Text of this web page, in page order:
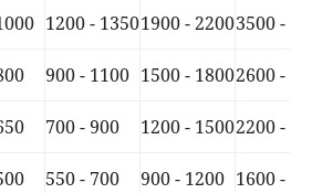
1200 - 13501900 - 22003500 -
900 - 1100 1500 - 18002600 -
700 - 900 1200 - 15002200 -
550 - 700 900 - 1200 1600 -